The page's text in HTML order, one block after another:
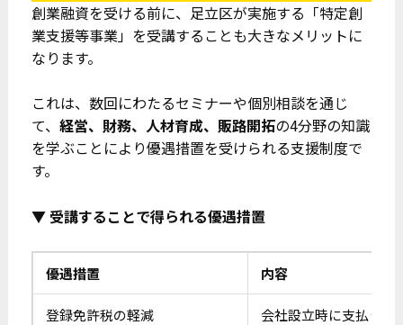
創業融資を受ける前に、足立区が実施する「特定創
業支援等事業」を受講することも大きなメリットに
なります。
これは、数回にわたるセミナーや個別相談を通じ
て、 経営、財務、人材育成、販路開拓の4分野の知識
を学ぶことにより優遇措置を受けられる支援制度で
す。
▼ 受講することで得られる優遇措置
優遇措置 内容
登録免許税の軽減 会社設立時に支払う